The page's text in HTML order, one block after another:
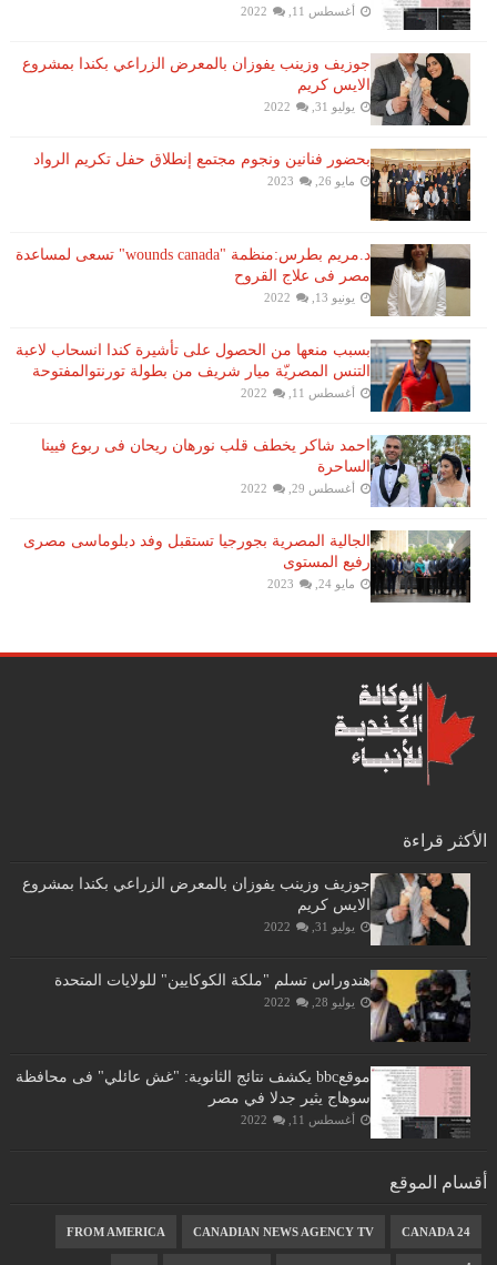
أغسطس 11, 2022
جوزيف وزينب يفوزان بالمعرض الزراعي بكندا بمشروع
الايس كريم
يوليو 31, 2022
بحضور فنانين ونجوم مجتمع إنطلاق حفل تكريم الرواد
مايو 26, 2023
د.مريم بطرس:منظمة "wounds canada" تسعى لمساعدة
مصر فى علاج القروح
يونيو 13, 2022
بسبب منعها من الحصول على تأشيرة كندا انسحاب لاعبة ​
التنس​ المصريّة ​ميار شريف​ من بطولة ​تورنتو​المفتوحة
أغسطس 11, 2022
احمد شاكر يخطف قلب نورهان ريحان فى ربوع فيينا
الساحرة
أغسطس 29, 2022
الجالية المصرية بجورجيا تستقبل وفد دبلوماسى مصرى
رفيع المستوى
مايو 24, 2023
الأكثر قراءة
جوزيف وزينب يفوزان بالمعرض الزراعي بكندا بمشروع
الايس كريم
يوليو 31, 2022
هندوراس تسلم "ملكة الكوكايين" للولايات المتحدة
يوليو 28, 2022
موقعbbc يكشف نتائج الثانوية: "غش عائلي" فى محافظة
سوهاج يثير جدلا في مصر
أغسطس 11, 2022
أقسام الموقع
CANADA 24
CANADIAN NEWS AGENCY TV
FROM AMERICA